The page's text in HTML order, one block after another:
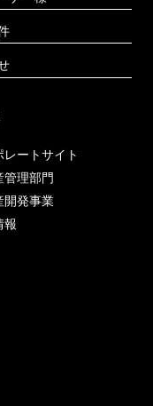
レートサイト
管理部門
開発事業
報